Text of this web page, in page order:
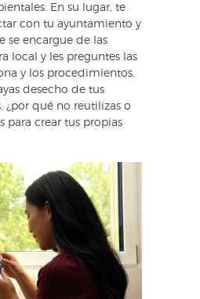
En su lugar, te
con tu ayuntamiento y
se encargue de las
local y les preguntes las
y los procedimientos.
desecho de tus
¿por qué no reutilizas o
para crear tus propias